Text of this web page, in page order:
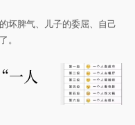
坏脾气、儿子的委屈、自己
。
一人